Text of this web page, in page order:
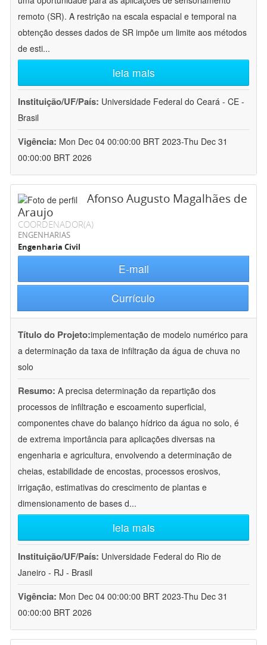
remoto (SR). A restrição na escala espacial e temporal na
obtenção desses dados de SR impõe um limite aos métodos
de esti...
leia mais
Instituição/UF/País: Universidade Federal do Ceará - CE -
Brasil
Vigência: Mon Dec 04 00:00:00 BRT 2023-Thu Dec 31
00:00:00 BRT 2026
Afonso Augusto Magalhães de
Araujo
COORDENADOR(A)
ENGENHARIAS
Engenharia Civil
E-mail
Currículo
Título do Projeto:implementação de modelo numérico para
a determinação da taxa de infiltração da água de chuva no
solo
Resumo: A precisa determinação da repartição dos
processos de infiltração e escoamento superficial,
componentes chave do balanço hídrico da água no solo, é
de extrema importância para aplicações diversas na
engenharia e agricultura, envolvendo a determinação de
cheias, estabilidade de encostas, processos erosivos,
irrigação, estimativas do crescimento de plantas e
dimensionamento de bases d...
leia mais
Instituição/UF/País: Universidade Federal do Rio de
Janeiro - RJ - Brasil
Vigência: Mon Dec 04 00:00:00 BRT 2023-Thu Dec 31
00:00:00 BRT 2026